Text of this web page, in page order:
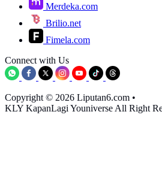
Merdeka.com
Brilio.net
Fimela.com
Connect with Us
Copyright © 2026 Liputan6.com •
KLY KapanLagi Youniverse All Right